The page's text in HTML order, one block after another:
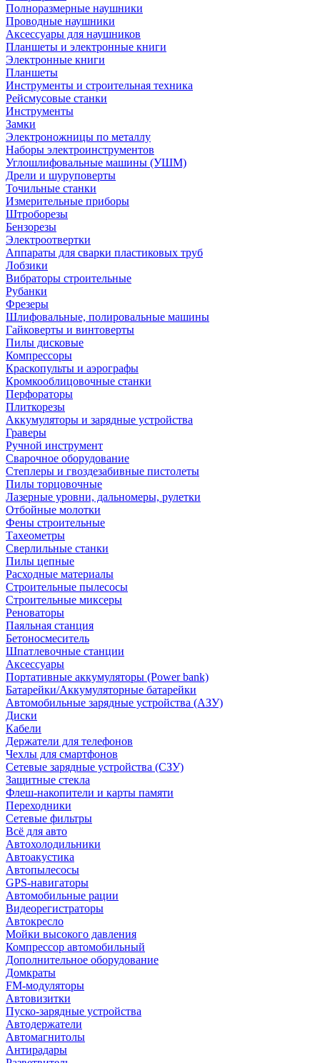
Полноразмерные наушники
Проводные наушники
Аксессуары для наушников
Планшеты и электронные книги
Электронные книги
Планшеты
Инструменты и строительная техника
Рейсмусовые станки
Инструменты
Замки
Электроножницы по металлу
Наборы электроинструментов
Углошлифовальные машины (УШМ)
Дрели и шуруповерты
Точильные станки
Измерительные приборы
Штроборезы
Бензорезы
Электроотвертки
Аппараты для сварки пластиковых труб
Лобзики
Вибраторы строительные
Рубанки
Фрезеры
Шлифовальные, полировальные машины
Гайковерты и винтоверты
Пилы дисковые
Компрессоры
Краскопульты и аэрографы
Кромкооблицовочные станки
Перфораторы
Плиткорезы
Аккумуляторы и зарядные устройства
Граверы
Ручной инструмент
Сварочное оборудование
Степлеры и гвоздезабивные пистолеты
Пилы торцовочные
Лазерные уровни, дальномеры, рулетки
Отбойные молотки
Фены строительные
Тахеометры
Сверлильные станки
Пилы цепные
Расходные материалы
Строительные пылесосы
Строительные миксеры
Реноваторы
Паяльная станция
Бетоносмеситель
Шпатлевочные станции
Аксессуары
Портативные аккумуляторы (Power bank)
Батарейки/Аккумуляторные батарейки
Автомобильные зарядные устройства (АЗУ)
Диски
Кабели
Держатели для телефонов
Чехлы для смартфонов
Сетевые зарядные устройства (СЗУ)
Защитные стекла
Флеш-накопители и карты памяти
Переходники
Сетевые фильтры
Всё для авто
Автохолодильники
Автоакустика
Автопылесосы
GPS-навигаторы
Автомобильные рации
Видеорегистраторы
Автокресло
Мойки высокого давления
Компрессор автомобильный
Дополнительное оборудование
Домкраты
FM-модуляторы
Автовизитки
Пуско-зарядные устройства
Автодержатели
Автомагнитолы
Антирадары